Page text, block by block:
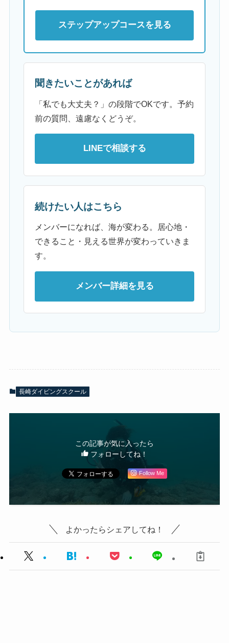
ステップアップコースを見る
聞きたいことがあれば
「私でも大丈夫？」の段階でOKです。予約
前の質問、遠慮なくどうぞ。
LINEで相談する
続けたい人はこちら
メンバーになれば、海が変わる。居心地・
できること・見える世界が変わっていきま
す。
メンバー詳細を見る
長崎ダイビングスクール
この記事が気に入ったら
フォローしてね！
Follow Me
よかったらシェアしてね！